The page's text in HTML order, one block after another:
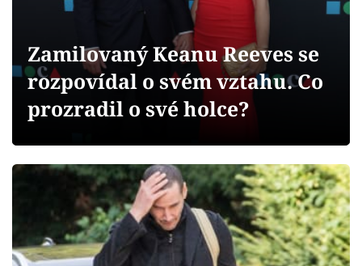
Videa
Sledujte prima+
Sledujte nás
Zamilovaný Keanu Reeves se
rozpovídal o svém vztahu. Co
prozradil o své holce?